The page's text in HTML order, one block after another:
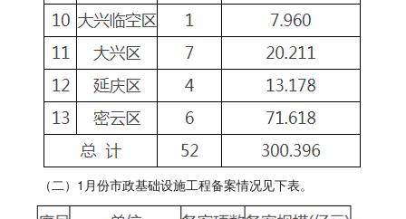
（二）1月份市政基础设施工程备案情况见下表。